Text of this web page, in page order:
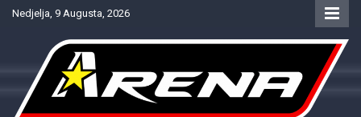
SkipNedjelja, 9 Augusta, 2026